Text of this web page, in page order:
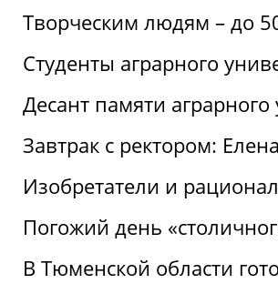
Творческим людям – до
Студенты аграрного
Десант памяти
Завтрак с ректором:
Изобретатели и
Погожий день
В Тюменской области